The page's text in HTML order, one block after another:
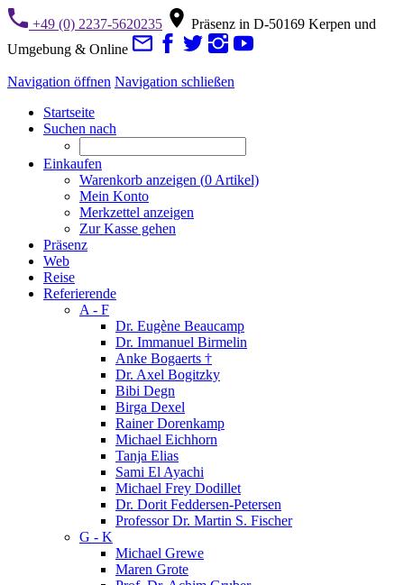
+49 (0) 2237-5620235
Präsenz in D-50169 Kerpen und
Umgebung & Online
Navigation öffnen Navigation schließen
Startseite
Suchen nach
Einkaufen
Warenkorb anzeigen (0 Artikel)
Mein Konto
Merkzettel anzeigen
Zur Kasse gehen
Präsenz
Web
Reise
Referierende
A - F
Dr. Eugène Beaucamp
Dr. Immanuel Birmelin
Anke Bogaerts †
Dr. Axel Bogitzky
Bibi Degn
Birga Dexel
Rainer Dorenkamp
Michael Eichhorn
Tanja Elias
Sami El Ayachi
Michael Frey Dodillet
Dr. Dorit Feddersen-Petersen
Professor Dr. Martin S. Fischer
G - K
Michael Grewe
Maren Grote